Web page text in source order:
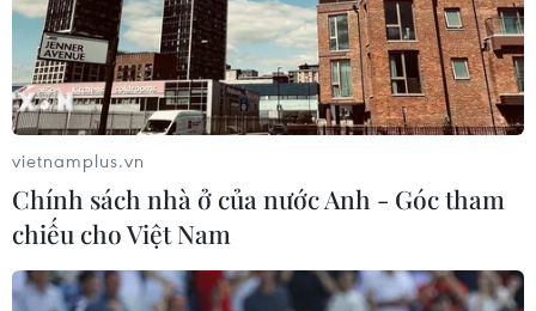
tiêu đã giảm đến 50% so với thời kỳ cao điểm.
Từ thực tế này, theo ông Hoàng Phước Bính, chu
kỳ tăng giá này trong bối cảnh nguồn cung sẽ
còn thấp hơn so với những chu kỳ tăng giá
trước.
Bởi nếu bây giờ nông dân chưa trồng, chưa tái
canh thì 4 năm nữa chưa có nguồn cung bổ
sung, trong khi đó còn hao hụt do thời tiết bất
vietnamplus.vn
Chính sách nhà ở của nước Anh - Góc tham
chiếu cho Việt Nam